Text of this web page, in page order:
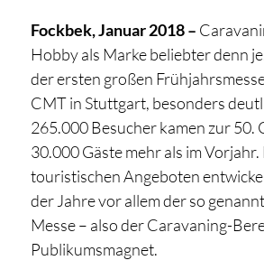
Fockbek, Januar 2018 –
Hobby als Marke beliebter denn
der ersten großen
CMT in Stuttgart, besonders
265.000 Besucher kamen zur 50.
30.000 Gäste mehr als im
touristischen Angeboten
der Jahre vor allem der so
Messe – also der Caravaning-
Publikumsmagnet.